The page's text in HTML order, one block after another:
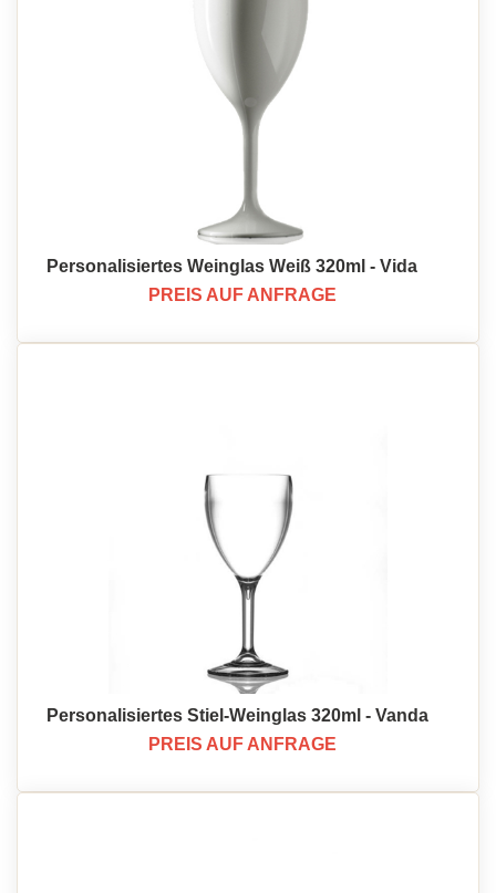
Personalisiertes Weinglas Weiß 320ml - Vida
PREIS AUF ANFRAGE
Personalisiertes Stiel-Weinglas 320ml - Vanda
PREIS AUF ANFRAGE